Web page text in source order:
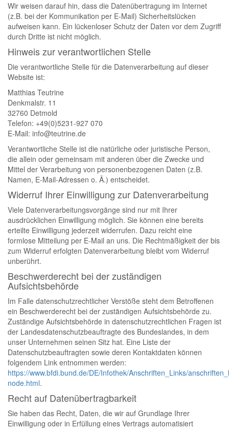
Wir weisen darauf hin, dass die Datenübertragung im Internet
(z.B. bei der Kommunikation per E-Mail) Sicherheitslücken
aufweisen kann. Ein lückenloser Schutz der Daten vor dem Zugriff
durch Dritte ist nicht möglich.
Hinweis zur verantwortlichen Stelle
Die verantwortliche Stelle für die Datenverarbeitung auf dieser
Website ist:
Matthias Teutrine
Denkmalstr. 11
32760 Detmold
Telefon: +49(0)5231-927 070
E-Mail: info@teutrine.de
Verantwortliche Stelle ist die natürliche oder juristische Person,
die allein oder gemeinsam mit anderen über die Zwecke und
Mittel der Verarbeitung von personenbezogenen Daten (z.B.
Namen, E-Mail-Adressen o. Ä.) entscheidet.
Widerruf Ihrer Einwilligung zur Datenverarbeitung
Viele Datenverarbeitungsvorgänge sind nur mit Ihrer
ausdrücklichen Einwilligung möglich. Sie können eine bereits
erteilte Einwilligung jederzeit widerrufen. Dazu reicht eine
formlose Mitteilung per E-Mail an uns. Die Rechtmäßigkeit der bis
zum Widerruf erfolgten Datenverarbeitung bleibt vom Widerruf
unberührt.
Beschwerderecht bei der zuständigen
Aufsichtsbehörde
Im Falle datenschutzrechtlicher Verstöße steht dem Betroffenen
ein Beschwerderecht bei der zuständigen Aufsichtsbehörde zu.
Zuständige Aufsichtsbehörde in datenschutzrechtlichen Fragen ist
der Landesdatenschutzbeauftragte des Bundeslandes, in dem
unser Unternehmen seinen Sitz hat. Eine Liste der
Datenschutzbeauftragten sowie deren Kontaktdaten können
folgendem Link entnommen werden:
https://www.bfdi.bund.de/DE/Infothek/Anschriften_Links/
node.html.
Recht auf Datenübertragbarkeit
Sie haben das Recht, Daten, die wir auf Grundlage Ihrer
Einwilligung oder in Erfüllung eines Vertrags automatisiert